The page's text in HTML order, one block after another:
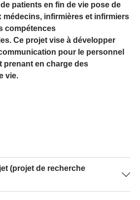
patients en fin de vie pose de
médecins, infirmières et infirmiers
compétences
Ce projet vise à développer
pour le personnel
prenant en charge des
vie.
(projet de recherche